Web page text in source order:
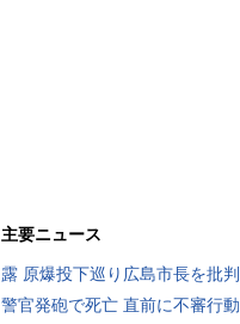
主要ニュース
露 原爆投下巡り広島市長を批判
警官発砲で死亡 直前に不審行動